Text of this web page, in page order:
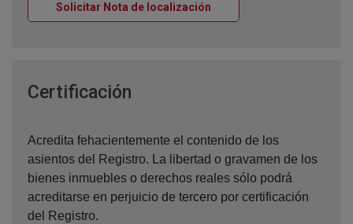
Solicitar Nota de localización
Certificación
Acredita fehacientemente el contenido de los
asientos del Registro. La libertad o gravamen de los
bienes inmuebles o derechos reales sólo podrá
acreditarse en perjuicio de tercero por certificación
del Registro.